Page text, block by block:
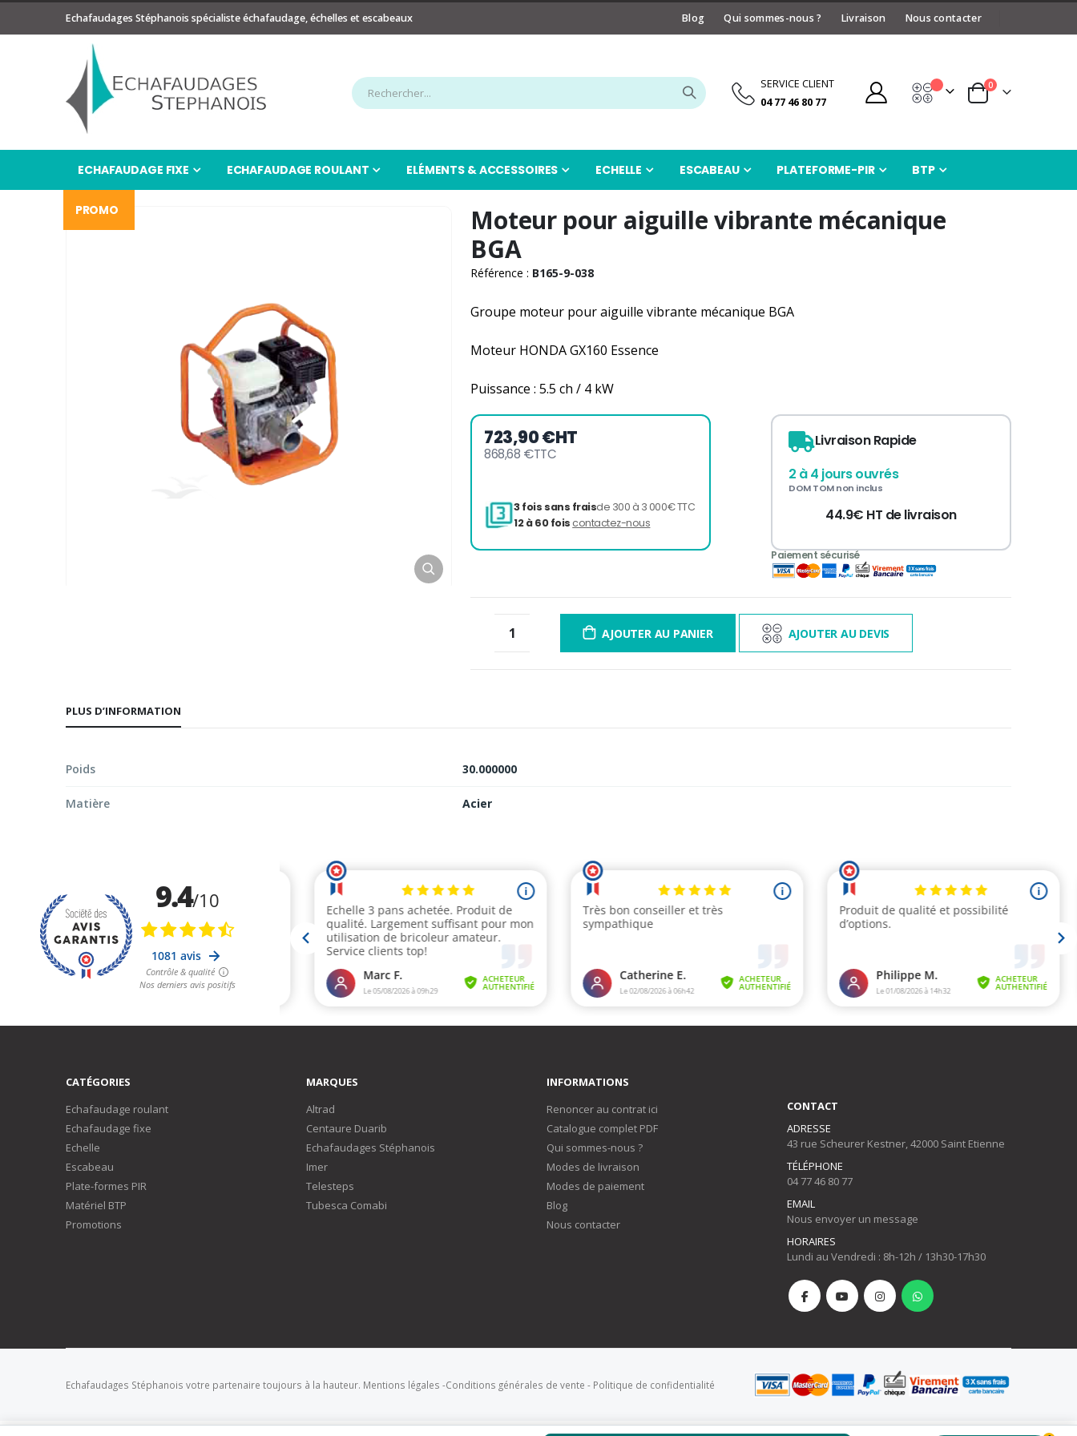
Echafaudages Stéphanois spécialiste échafaudage, échelles et escabeaux Blog Qui sommes-nous ? Livraison Nous contacter
SERVICE CLIENT
04 77 46 80 77
Panier
0articles
Devis
ECHAFAUDAGE FIXE ECHAFAUDAGE ROULANT ELÉMENTS & ACCESSOIRES ECHELLE ESCABEAU PLATEFORME-PIR BTP
PROMO
Passer
à
Galerie
d’images
Moteur pour aiguille vibrante mécanique
BGA
Référence : B165-9-038
Groupe moteur pour aiguille vibrante mécanique BGA
Moteur HONDA GX160 Essence
Puissance : 5.5 ch / 4 kW
723,90 €HT
868,68 €TTC
de 300 à 3 000€ TTC
Livraison Rapide
2 à 4 jours ouvrés
DOM TOM non inclus
44.9€ HT de livraison
AJOUTER AU PANIER AJOUTER AU DEVIS
PLUS D’INFORMATION
Poids 30.000000
Matière Acier
CATÉGORIES
Echafaudage roulant
Echafaudage fixe
Echelle
Escabeau
Plate-formes PIR
Matériel BTP
Promotions
MARQUES
Altrad
Centaure Duarib
Echafaudages Stéphanois
Imer
Telesteps
Tubesca Comabi
INFORMATIONS
Renoncer au contrat ici
Catalogue complet PDF
Qui sommes-nous ?
Modes de livraison
Modes de paiement
Blog
Nous contacter
CONTACT
ADRESSE
43 rue Scheurer Kestner, 42000 Saint Etienne
TÉLÉPHONE
04 77 46 80 77
EMAIL
Nous envoyer un message
HORAIRES
Lundi au Vendredi : 8h-12h / 13h30-17h30
Echafaudages Stéphanois votre partenaire toujours à la hauteur. Mentions légales -Conditions générales de vente - Politique de confidentialité